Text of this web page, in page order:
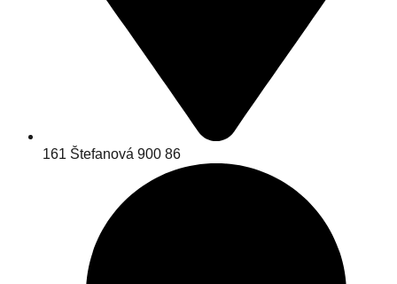
161 Štefanová 900 86